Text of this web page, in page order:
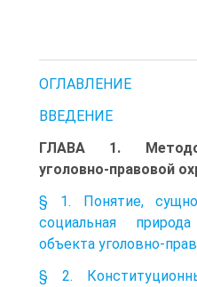
ОГЛАВЛЕНИЕ
ВВЕДЕНИЕ
ГЛАВА 1.
уголовно-правовой
§ 1. Понятие,
социальная
объекта уголовно-
§ 2.